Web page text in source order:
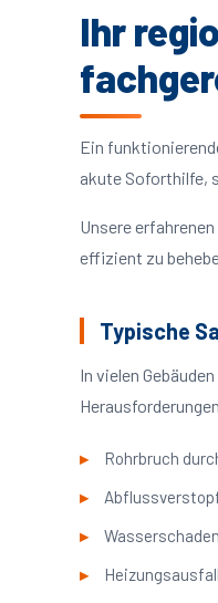
Ihr
Ein
akute Soforthilfe,
Unsere
effizient zu
Typische
In vielen
Rohrbruch